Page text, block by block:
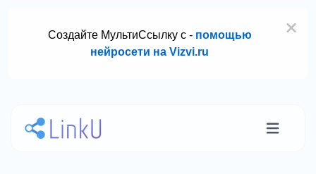
Создайте МультиСсылку с - помощью
нейросети на Vizvi.ru